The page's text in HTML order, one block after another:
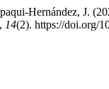
Hernández, J.
, 14(2). https://doi.org/